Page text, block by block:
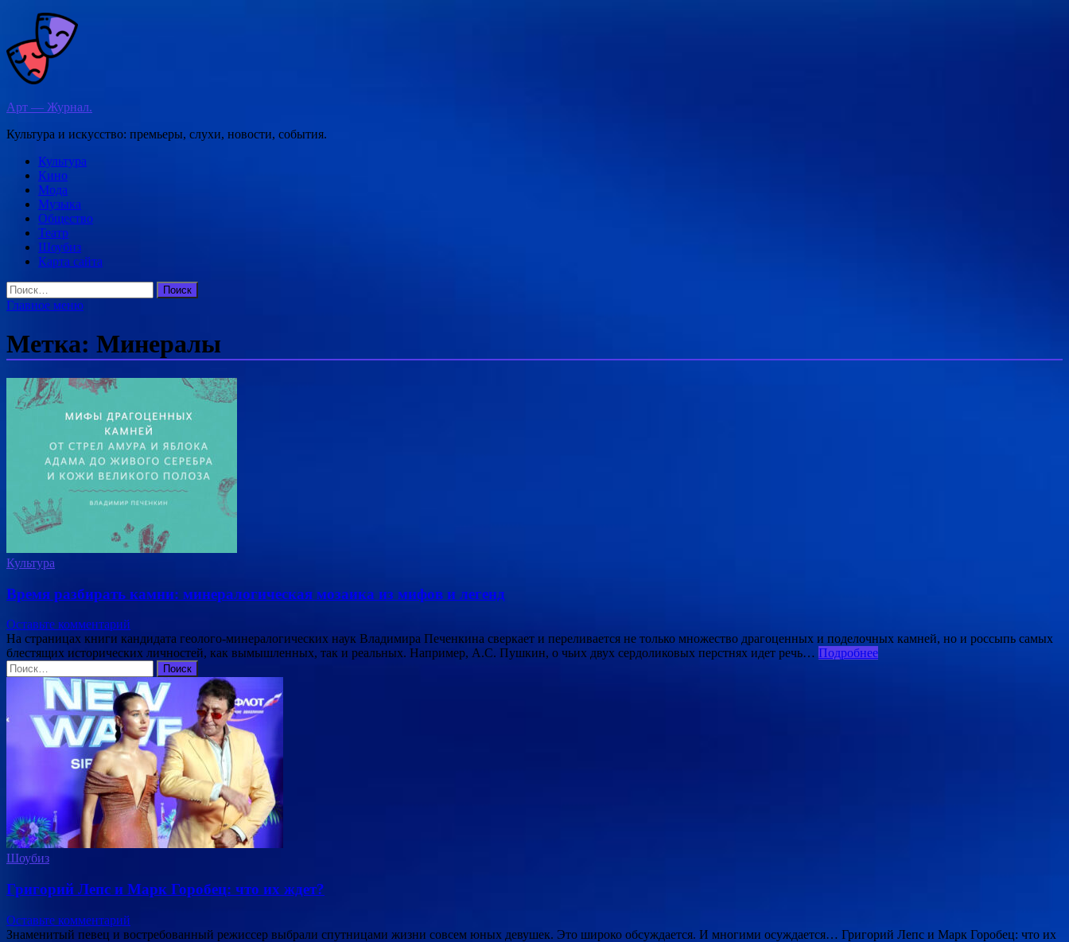
Перейти
содержимому
Арт — Журнал.
Культура и искусство: премьеры, слухи, новости, события.
Культура
Кино
Мода
Музыка
Общество
Театр
Шоубиз
Карта сайта
Найти:
Главное меню
Метка: Минералы
Культура
Время разбирать камни: минералогическая мозаика из мифов и легенд
Оставьте комментарий
На страницах книги кандидата геолого-минералогических наук Владимира Печенкина сверкает и переливается не только множество драгоценных и поделочных камней, но и россыпь самых
блестящих исторических личностей, как вымышленных, так и реальных. Например, А.С. Пушкин, о чьих двух сердоликовых перстнях идет речь… Подробнее
Найти:
Шоубиз
Григорий Лепс и Марк Горобец: что их ждет?
Оставьте комментарий
Знаменитый певец и востребованный режиссер выбрали спутницами жизни совсем юных девушек. Это широко обсуждается. И многими осуждается… Григорий Лепс и Марк Горобец: что их